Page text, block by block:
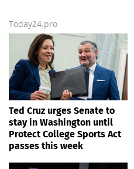
Today24.pro
Ted Cruz urges Senate to
stay in Washington until
Protect College Sports Act
passes this week